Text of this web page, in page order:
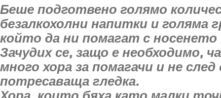
Беше подготвено голямо
безалкохолни напитки и голяма
който да ни помагат с носенето
Зачудих се, защо е необходимо,
много хора за помагачи и не
потресаваща гледка.